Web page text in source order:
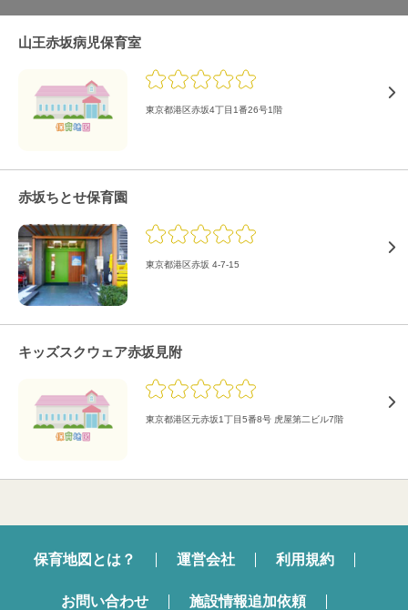
山王赤坂病児保育室
東京都港区赤坂4丁目1番26号1階
赤坂ちとせ保育園
東京都港区赤坂 4-7-15
キッズスクウェア赤坂見附
東京都港区元赤坂1丁目5番8号 虎屋第二ビル7階
保育地図とは？ 運営会社 利用規約
お問い合わせ 施設情報追加依頼